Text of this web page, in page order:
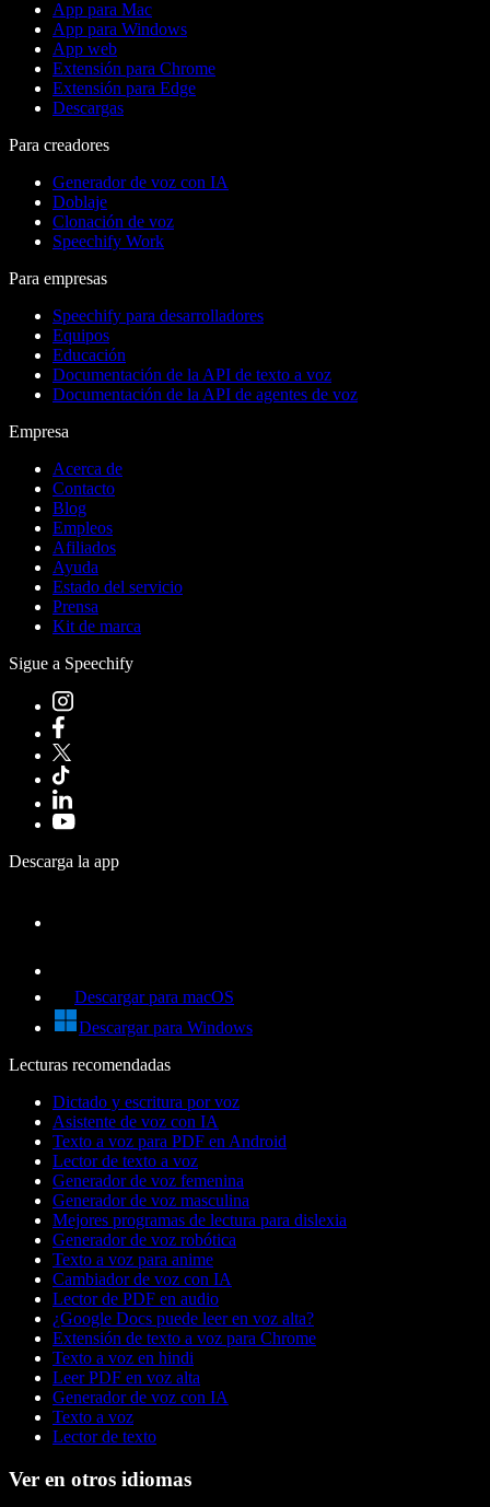
App para Mac
App para Windows
App web
Extensión para Chrome
Extensión para Edge
Descargas
Para creadores
Generador de voz con IA
Doblaje
Clonación de voz
Speechify Work
Para empresas
Speechify para desarrolladores
Equipos
Educación
Documentación de la API de texto a voz
Documentación de la API de agentes de voz
Empresa
Acerca de
Contacto
Blog
Empleos
Afiliados
Ayuda
Estado del servicio
Prensa
Kit de marca
Sigue a Speechify
Descarga la app
Descargar para macOS
Descargar para Windows
Lecturas recomendadas
Dictado y escritura por voz
Asistente de voz con IA
Texto a voz para PDF en Android
Lector de texto a voz
Generador de voz femenina
Generador de voz masculina
Mejores programas de lectura para dislexia
Generador de voz robótica
Texto a voz para anime
Cambiador de voz con IA
Lector de PDF en audio
¿Google Docs puede leer en voz alta?
Extensión de texto a voz para Chrome
Texto a voz en hindi
Leer PDF en voz alta
Generador de voz con IA
Texto a voz
Lector de texto
Ver en otros idiomas